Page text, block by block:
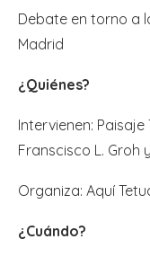
Debate en torno a
Madrid
¿Quiénes?
Intervienen: Paisaje
Franscisco L. Groh
Organiza: Aquí
¿Cuándo?